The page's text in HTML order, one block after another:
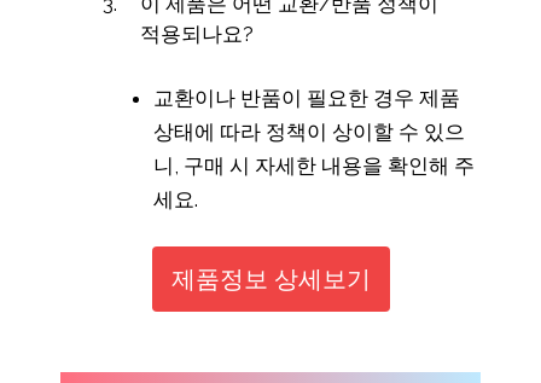
적용되나요?
교환이나 반품이 필요한 경우 제품
상태에 따라 정책이 상이할 수 있으
니, 구매 시 자세한 내용을 확인해 주
세요.
제품정보 상세보기